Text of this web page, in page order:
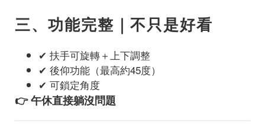
三、功能完整｜不只是好看
✔ 扶手可旋轉＋上下調整
✔ 後仰功能（最高約45度）
✔ 可鎖定角度
👉 午休直接躺沒問題